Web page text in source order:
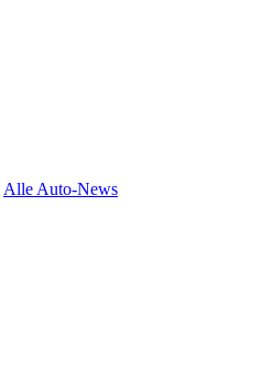
Alle Auto-News